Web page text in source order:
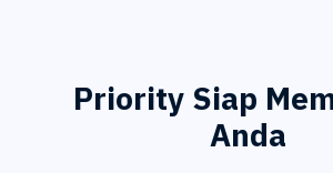
Priority Siap
Anda